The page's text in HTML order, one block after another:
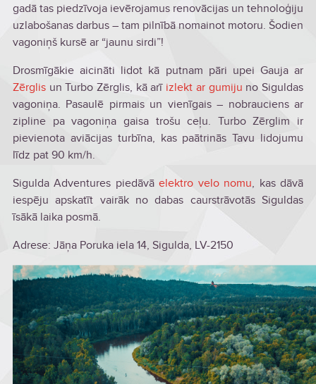
gadā tas piedzīvoja ievērojamus renovācijas un tehnoloģiju
uzlabošanas darbus – tam pilnībā nomainot motoru. Šodien
vagoniņš kursē ar “jaunu sirdi”!
Drosmīgākie aicināti lidot kā putnam pāri upei Gauja ar
Zērglisun Turbo Zērglis, kā arī izlekt ar gumiju no Siguldas
vagoniņa. Pasaulē pirmais un vienīgais – nobrauciens ar
zipline pa vagoniņa gaisa trošu ceļu. Turbo Zērglim ir
pievienota aviācijas turbīna, kas paātrinās Tavu lidojumu
līdz pat 90 km/h.
Sigulda Adventures piedāvāelektro velo nomu, kas dāvā
iespēju apskatīt vairāk no dabas caurstrāvotās Siguldas
īsākā laika posmā.
Adrese: Jāņa Poruka iela 14, Sigulda, LV-2150